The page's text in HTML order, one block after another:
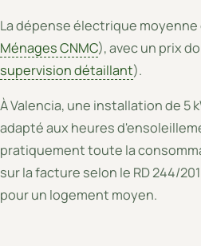
La dépense électrique
Ménages CNMC), avec un prix
supervision détaillant).
À Valencia, une installation de 5
adapté aux heures
pratiquement toute la
sur la facture selon le RD 244/
pour un logement moyen.